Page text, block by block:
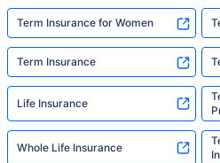
Term Insurance for Women
Term Insurance
Life Insurance
Whole Life Insurance